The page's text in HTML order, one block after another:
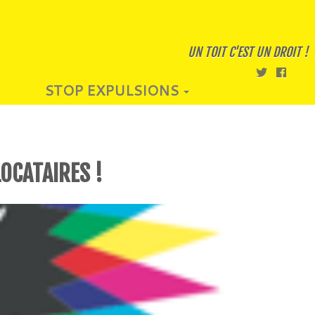
UN TOIT C'EST UN DROIT !
STOP EXPULSIONS
!